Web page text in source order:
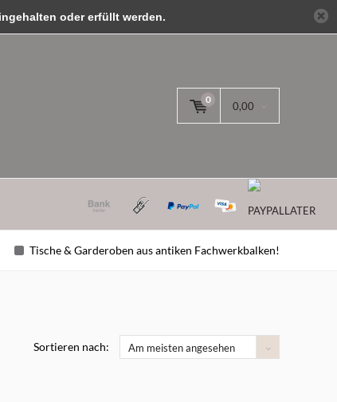
0
0,00
Tische & Garderoben aus antiken Fachwerkbalken!
Sortieren nach: Am meisten angesehen
oder erfüllt werden.